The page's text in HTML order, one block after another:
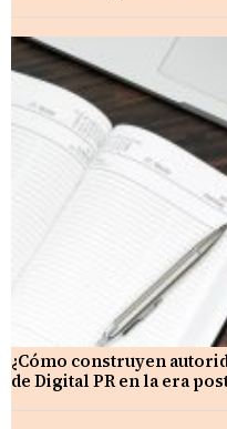
¿Cómo construyen
de Digital PR en la era